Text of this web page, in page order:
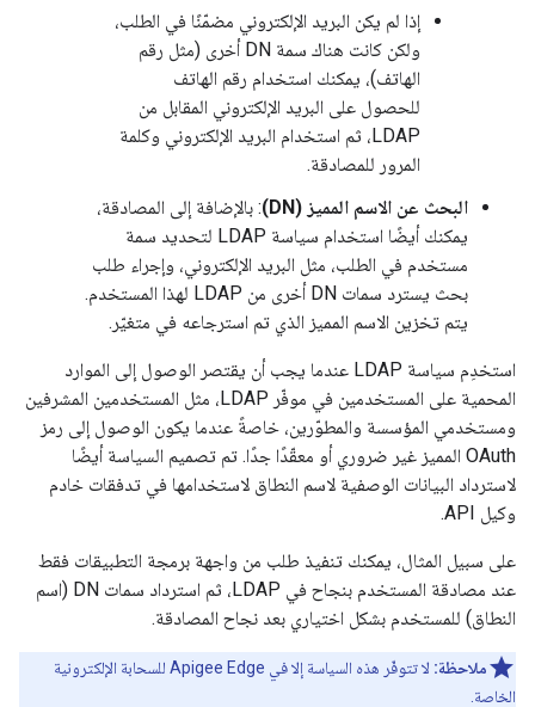
إذا لم يكن البريد الإلكتروني مضمّنًا في الطلب،
ولكن كانت هناك سمة DN أخرى (مثل رقم
الهاتف)، يمكنك استخدام رقم الهاتف
للحصول على البريد الإلكتروني المقابل من
LDAP، ثم استخدام البريد الإلكتروني وكلمة
المرور للمصادقة.
البحث عن الاسم المميز (DN)
: بالإضافة إلى المصادقة،
يمكنك أيضًا استخدام سياسة LDAP لتحديد سمة
مستخدم في الطلب، مثل البريد الإلكتروني، وإجراء طلب
بحث يسترد سمات DN أخرى من LDAP لهذا المستخدم.
يتم تخزين الاسم المميز الذي تم استرجاعه في متغيّر.
استخدِم سياسة LDAP عندما يجب أن يقتصر الوصول إلى الموارد
المحمية على المستخدمين في موفّر LDAP، مثل المستخدمين المشرفين
ومستخدمي المؤسسة والمطوّرين، خاصةً عندما يكون الوصول إلى رمز
OAuth المميز غير ضروري أو معقّدًا جدًا. تم تصميم السياسة أيضًا
لاسترداد البيانات الوصفية لاسم النطاق لاستخدامها في تدفقات خادم
وكيل API.
على سبيل المثال، يمكنك تنفيذ طلب من واجهة برمجة التطبيقات فقط
عند مصادقة المستخدم بنجاح في LDAP، ثم استرداد سمات DN (اسم
النطاق) للمستخدم بشكل اختياري بعد نجاح المصادقة.
ملاحظة:
لا تتوفّر هذه السياسة إلا في Apigee Edge للسحابة الإلكترونية
الخاصة.